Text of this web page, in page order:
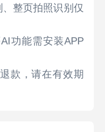
整页拍照识别仅
功能需安装APP
款，请在有效期